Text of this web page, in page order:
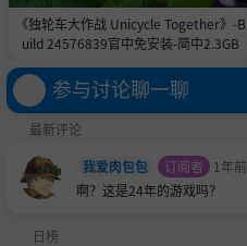
《独轮车大作战 Unicycle Together》-B
uild 24576839官中免安装-简中2.3GB
参与讨论聊一聊
最新评论
我爱肉包包
订阅者 1年前
啊？这是24年的游戏吗？
日榜